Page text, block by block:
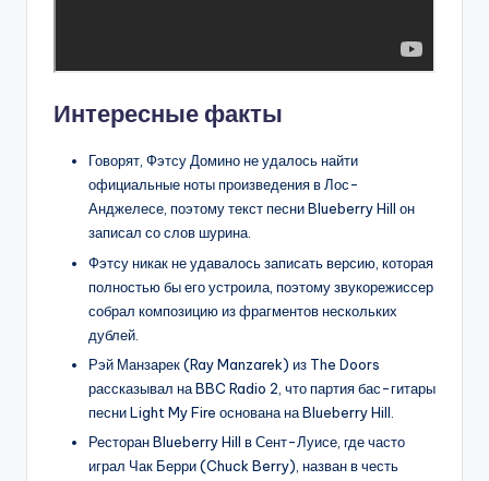
Интересные факты
Говорят, Фэтсу Домино не удалось найти
официальные ноты произведения в Лос-
Анджелесе, поэтому текст песни Blueberry Hill он
записал со слов шурина.
Фэтсу никак не удавалось записать версию, которая
полностью бы его устроила, поэтому звукорежиссер
собрал композицию из фрагментов нескольких
дублей.
Рэй Манзарек (Ray Manzarek) из The Doors
рассказывал на BBC Radio 2, что партия бас-гитары
песни Light My Fire основана на Blueberry Hill.
Ресторан Blueberry Hill в Сент-Луисе, где часто
играл Чак Берри (Chuck Berry), назван в честь